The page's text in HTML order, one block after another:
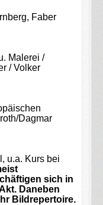
Faber
Malerei /
/ Volker
Dagmar
u.a. Kurs bei
sich in
Daneben
Bildrepertoire.